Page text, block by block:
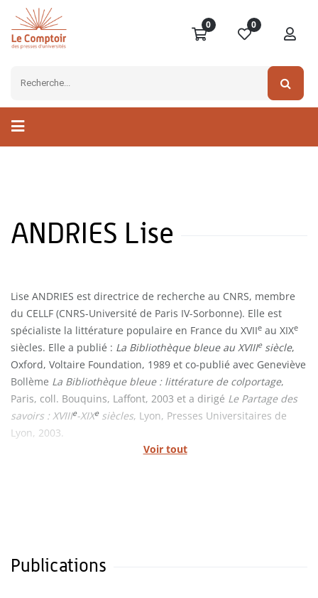
0 0
ANDRIES Lise
Voir tout
Lise ANDRIES est directrice de recherche au CNRS, membre
du CELLF (CNRS-Université de Paris IV-Sorbonne). Elle est
spécialiste la littérature populaire en France du XVIIe au XIXe
siècles. Elle a publié : La Bibliothèque bleue au XVIIIesiècle,
Oxford, Voltaire Foundation, 1989 et co-publié avec Geneviève
Bollème La Bibliothèque bleue : littérature de colportage,
Paris, coll. Bouquins, Laffont, 2003 et a dirigé Le Partage des
savoirs : XVIIIe-XIXesiècles, Lyon, Presses Universitaires de
Lyon, 2003.
Publications